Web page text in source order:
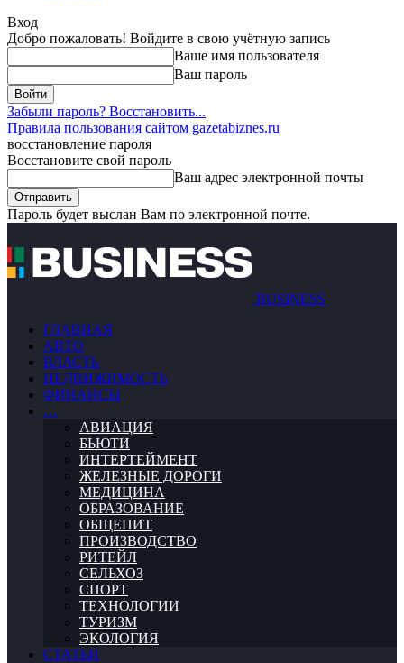
Вход
Добро пожаловать! Войдите в свою учётную запись
Ваше имя пользователя
Ваш пароль
Забыли пароль? Восстановить...
Правила пользования сайтом gazetabiznes.ru
восстановление пароля
Восстановите свой пароль
Ваш адрес электронной почты
Пароль будет выслан Вам по электронной почте.
BUSINESS
ГЛАВНАЯ
АВТО
ВЛАСТЬ
НЕДВИЖИМОСТЬ
ФИНАНСЫ
…
АВИАЦИЯ
БЬЮТИ
ИНТЕРТЕЙМЕНТ
ЖЕЛЕЗНЫЕ ДОРОГИ
МЕДИЦИНА
ОБРАЗОВАНИЕ
ОБЩЕПИТ
ПРОИЗВОДСТВО
РИТЕЙЛ
СЕЛЬХОЗ
СПОРТ
ТЕХНОЛОГИИ
ТУРИЗМ
ЭКОЛОГИЯ
СТАТЬИ